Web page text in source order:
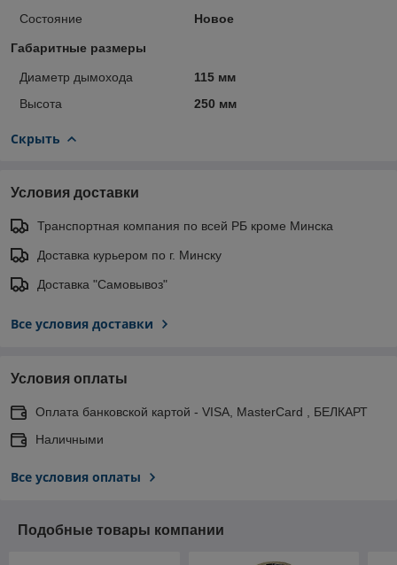
Состояние Новое
Габаритные размеры
Диаметр дымохода
115 мм
Высота
250 мм
Скрыть
Условия доставки
Транспортная компания по всей РБ кроме Минска
Доставка курьером по г. Минску
Доставка "Самовывоз"
Все условия доставки
Условия оплаты
Оплата банковской картой - VISA, MasterCard , БЕЛКАРТ
Наличными
Все условия оплаты
Подобные товары компании